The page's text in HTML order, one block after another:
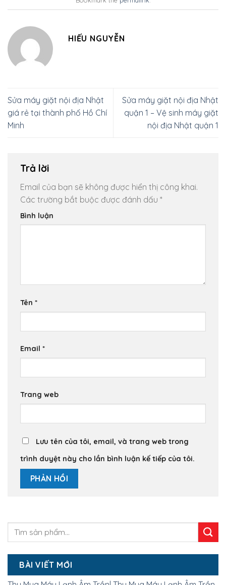
HIẾU NGUYỄN
Sửa máy giặt nội địa Nhật
giá rẻ tại thành phố Hồ Chí
Minh
Sửa máy giặt nội địa Nhật
quận 1 – Vệ sinh máy giặt
nội địa Nhật quận 1
Trả lời
Email của bạn sẽ không được hiển thị công khai.
Các trường bắt buộc được đánh dấu *
Bình luận
Tên *
Email *
Trang web
Lưu tên của tôi, email, và trang web trong
trình duyệt này cho lần bình luận kế tiếp của tôi.
BÀI VIẾT MỚI